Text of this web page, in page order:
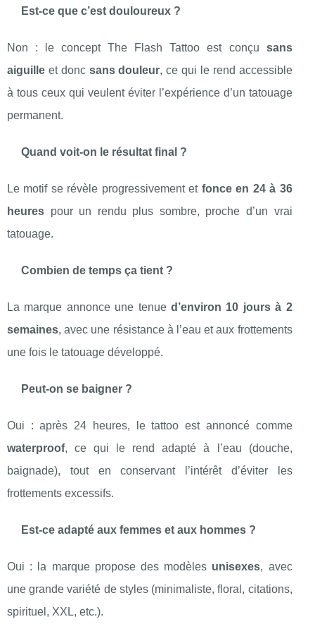
Est-ce que c’est douloureux ?
Non : le concept The Flash Tattoo est conçu sans
aiguille et donc sans douleur, ce qui le rend accessible
à tous ceux qui veulent éviter l’expérience d’un tatouage
permanent.
Quand voit-on le résultat final ?
Le motif se révèle progressivement et fonce en 24 à 36
heures pour un rendu plus sombre, proche d’un vrai
tatouage.
Combien de temps ça tient ?
La marque annonce une tenue d’environ 10 jours à 2
semaines, avec une résistance à l’eau et aux frottements
une fois le tatouage développé.
Peut-on se baigner ?
Oui : après 24 heures, le tattoo est annoncé comme
waterproof, ce qui le rend adapté à l’eau (douche,
baignade), tout en conservant l’intérêt d’éviter les
frottements excessifs.
Est-ce adapté aux femmes et aux hommes ?
Oui : la marque propose des modèles unisexes, avec
une grande variété de styles (minimaliste, floral, citations,
spirituel, XXL, etc.).